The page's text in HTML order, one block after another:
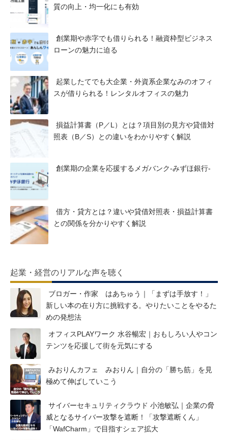
質の向上・均一化にも有効
創業期や赤字でも借りられる！融資枠型ビジネス
ローンの魅力に迫る
起業したてでも大企業・外資系企業なみのオフィ
スが借りられる！レンタルオフィスの魅力
損益計算書（P／L）とは？項目別の見方や貸借対
照表（B／S）との違いをわかりやすく解説
創業期の企業を応援するメガバンク-みずほ銀行-
借方・貸方とは？違いや貸借対照表・損益計算書
との関係を分かりやすく解説
起業・経営のリアルな声を聴く
ブロガー・作家 はあちゅう｜「まずは手放す！」
新しい本の在り方に挑戦する。やりたいことをやるた
めの発想法
オフィスPLAYワーク 水谷暢宏｜おもしろい人やコン
テンツを応援して街を元気にする
みおりんカフェ みおりん｜自分の「勝ち筋」を見
極めて伸ばしていこう
サイバーセキュリティクラウド 小池敏弘｜企業の脅
威となるサイバー攻撃を遮断！「攻撃遮断くん」
「WafCharm」で目指すシェア拡大